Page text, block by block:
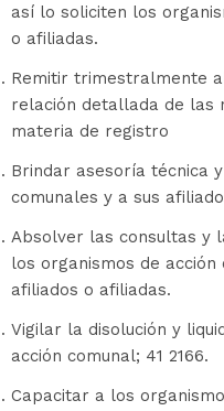
así lo soliciten los
o afiliadas.
Remitir trimestralmente
relación detallada de las
materia de registro
Brindar asesoría técnica
comunales y a sus
Absolver las consultas y
los organismos de acción
afiliados o afiliadas.
Vigilar la disolución y
acción comunal; 41 2166.
Capacitar a los